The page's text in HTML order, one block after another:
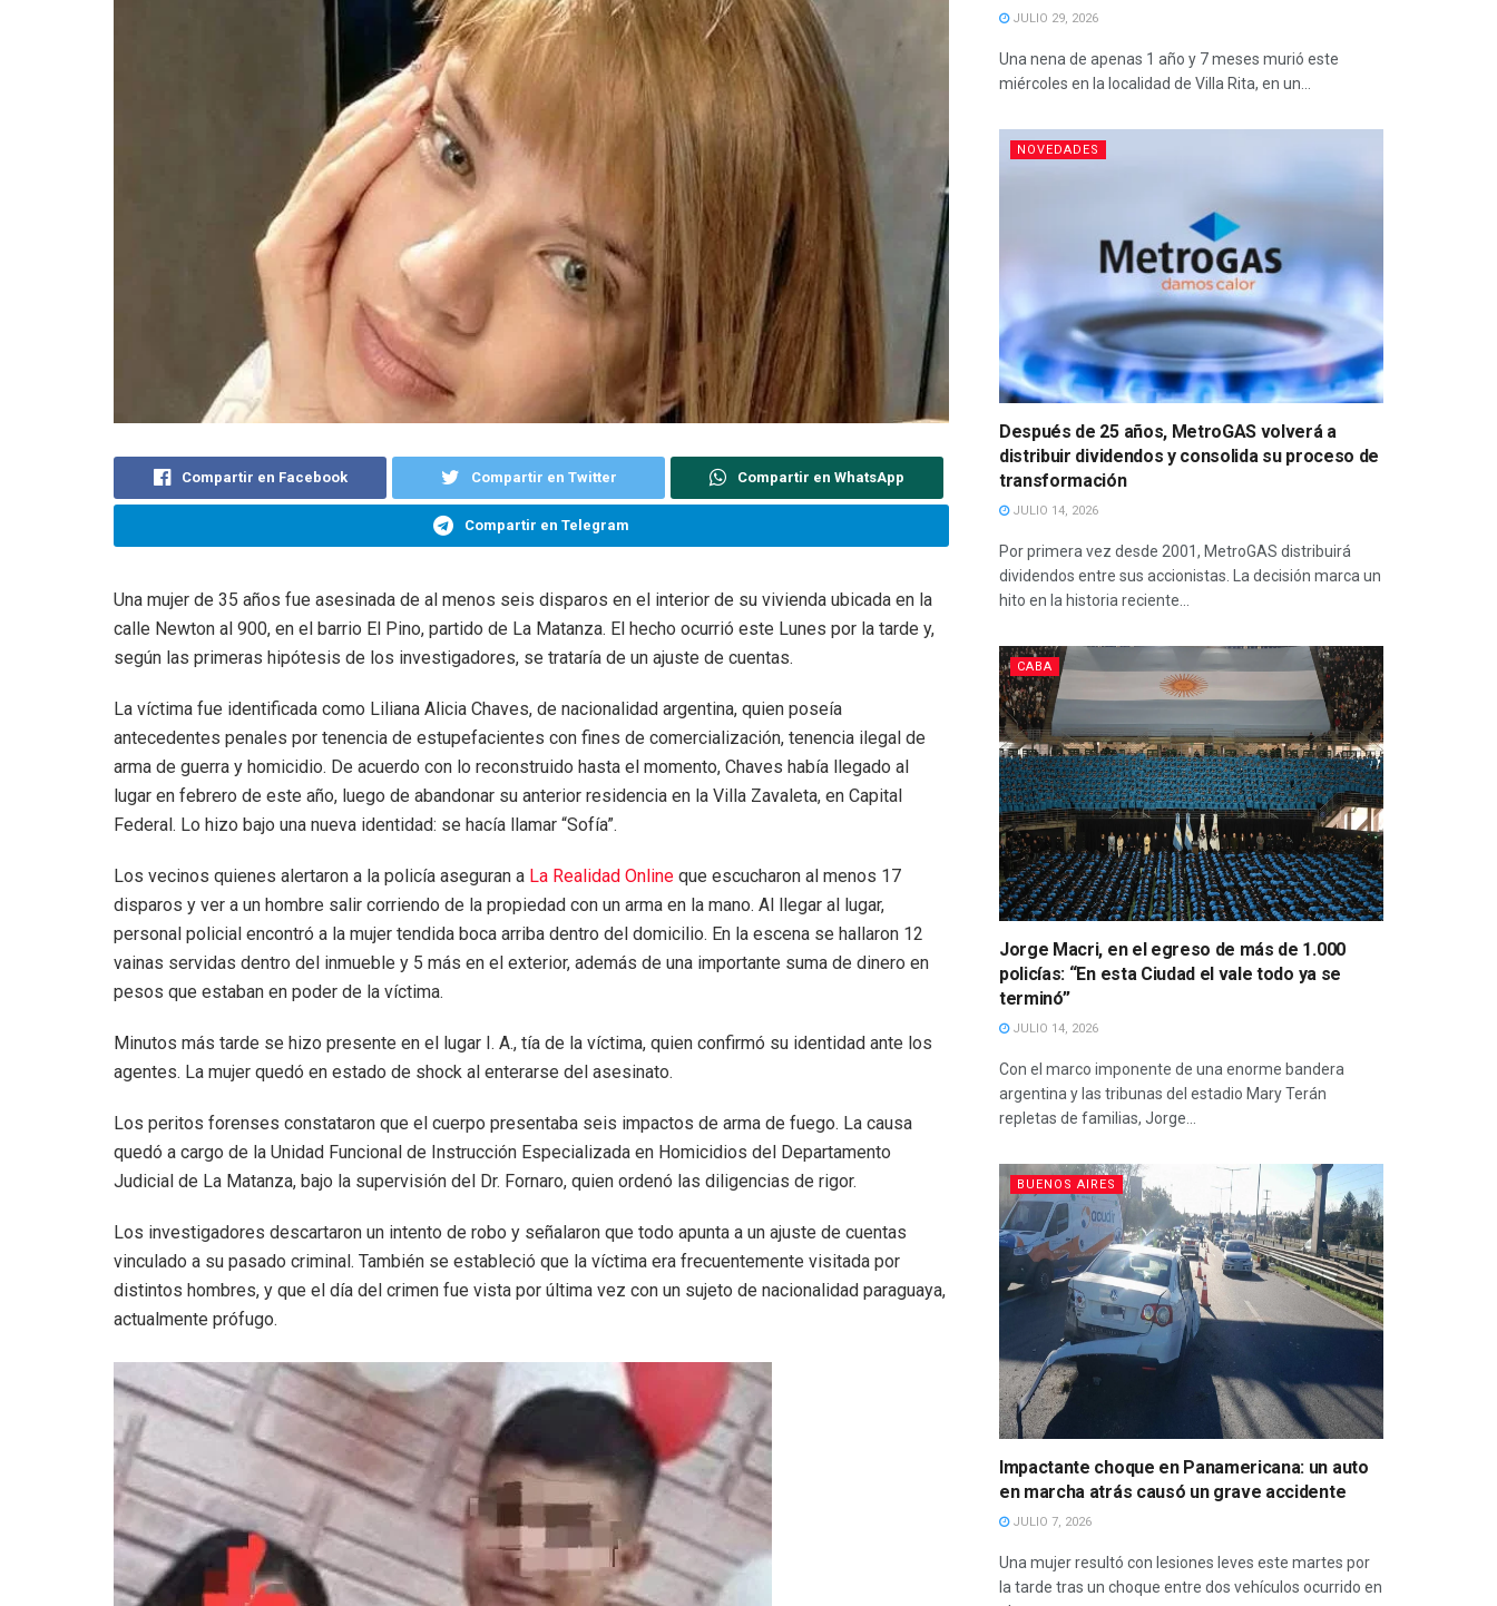
Compartir en Facebook Compartir en Twitter Compartir en WhatsApp
Compartir en Telegram
Una mujer de 35 años fue asesinada de al menos seis disparos en el interior de su vivienda ubicada en la
calle Newton al 900, en el barrio El Pino, partido de La Matanza. El hecho ocurrió este Lunes por la tarde y,
según las primeras hipótesis de los investigadores, se trataría de un ajuste de cuentas.
La víctima fue identificada como Liliana Alicia Chaves, de nacionalidad argentina, quien poseía
antecedentes penales por tenencia de estupefacientes con fines de comercialización, tenencia ilegal de
arma de guerra y homicidio. De acuerdo con lo reconstruido hasta el momento, Chaves había llegado al
lugar en febrero de este año, luego de abandonar su anterior residencia en la Villa Zavaleta, en Capital
Federal. Lo hizo bajo una nueva identidad: se hacía llamar “Sofía”.
Los vecinos quienes alertaron a la policía aseguran a La Realidad Online que escucharon al menos 17
disparos y ver a un hombre salir corriendo de la propiedad con un arma en la mano. Al llegar al lugar,
personal policial encontró a la mujer tendida boca arriba dentro del domicilio. En la escena se hallaron 12
vainas servidas dentro del inmueble y 5 más en el exterior, además de una importante suma de dinero en
pesos que estaban en poder de la víctima.
Minutos más tarde se hizo presente en el lugar I. A., tía de la víctima, quien confirmó su identidad ante los
agentes. La mujer quedó en estado de shock al enterarse del asesinato.
Los peritos forenses constataron que el cuerpo presentaba seis impactos de arma de fuego. La causa
quedó a cargo de la Unidad Funcional de Instrucción Especializada en Homicidios del Departamento
Judicial de La Matanza, bajo la supervisión del Dr. Fornaro, quien ordenó las diligencias de rigor.
Los investigadores descartaron un intento de robo y señalaron que todo apunta a un ajuste de cuentas
vinculado a su pasado criminal. También se estableció que la víctima era frecuentemente visitada por
distintos hombres, y que el día del crimen fue vista por última vez con un sujeto de nacionalidad paraguaya,
actualmente prófugo.
JULIO 29, 2026
Una nena de apenas 1 año y 7 meses murió este
miércoles en la localidad de Villa Rita, en un...
NOVEDADES
Después de 25 años, MetroGAS volverá a
distribuir dividendos y consolida su proceso de
transformación
JULIO 14, 2026
Por primera vez desde 2001, MetroGAS distribuirá
dividendos entre sus accionistas. La decisión marca un
hito en la historia reciente...
CABA
Jorge Macri, en el egreso de más de 1.000
policías: “En esta Ciudad el vale todo ya se
terminó”
JULIO 14, 2026
Con el marco imponente de una enorme bandera
argentina y las tribunas del estadio Mary Terán
repletas de familias, Jorge...
BUENOS AIRES
Impactante choque en Panamericana: un auto
en marcha atrás causó un grave accidente
JULIO 7, 2026
Una mujer resultó con lesiones leves este martes por
la tarde tras un choque entre dos vehículos ocurrido en